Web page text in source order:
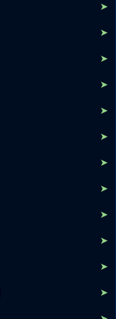
➤
➤
➤
➤
➤
➤
➤
➤
➤
➤
➤
➤